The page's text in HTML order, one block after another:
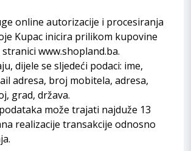
online autorizacije i procesiranja
Kupac inicira prilikom kupovine
www.shopland.ba.
dijele se sljedeći podaci: ime,
adresa, broj mobitela, adresa,
grad, država.
može trajati najduže 13
realizacije transakcije odnosno